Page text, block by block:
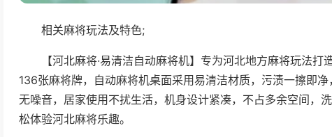
相关麻将玩法及特色;
【河北麻将·易清洁自动麻将机】专为河北地方麻将玩法
136张麻将牌，自动麻将机桌面采用易清洁材质，污渍一擦即
无噪音，居家使用不扰生活，机身设计紧凑，不占多余空间，
松体验河北麻将乐趣。